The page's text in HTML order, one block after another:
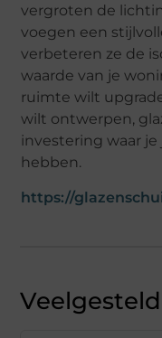
vergroten de
voegen een
verbeteren ze de
waarde van je
ruimte wilt
wilt ontwerpen,
investering waar
hebben.
https://